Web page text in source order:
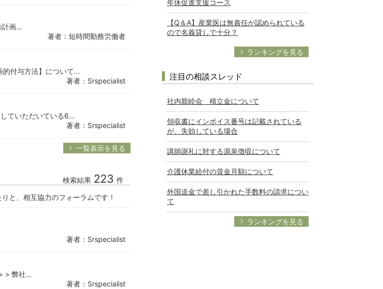
画...
著者：短時間勤務労働者
付与方法】について...
著者：Srspecialist
ていただいている6...
著者：Srspecialist
一覧表示を見る
検索結果 223 件
と、相互協力のフォーラムです！
著者：Srspecialist
> 弊社...
著者：Srspecialist
年休促進支援コース
【Q＆A】産業医は無責任が認められている
ので名義貸しで十分？
ランキングを見る
注目の相談スレッド
社内親睦会 積立金について
領収書にインボイス番号は記載されている
が、失効している場合
講師謝礼に対する源泉徴収について
介護休業給付の賃金月額について
外国送金で差し引かれた手数料の請求につい
て
ランキングを見る